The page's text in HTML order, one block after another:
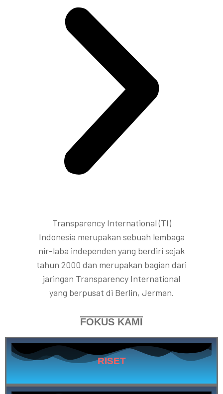
Transparency International (TI)
Indonesia merupakan sebuah lembaga
nir-laba independen yang berdiri sejak
tahun 2000 dan merupakan bagian dari
jaringan Transparency International
yang berpusat di Berlin, Jerman.
FOKUS KAMI
RISET